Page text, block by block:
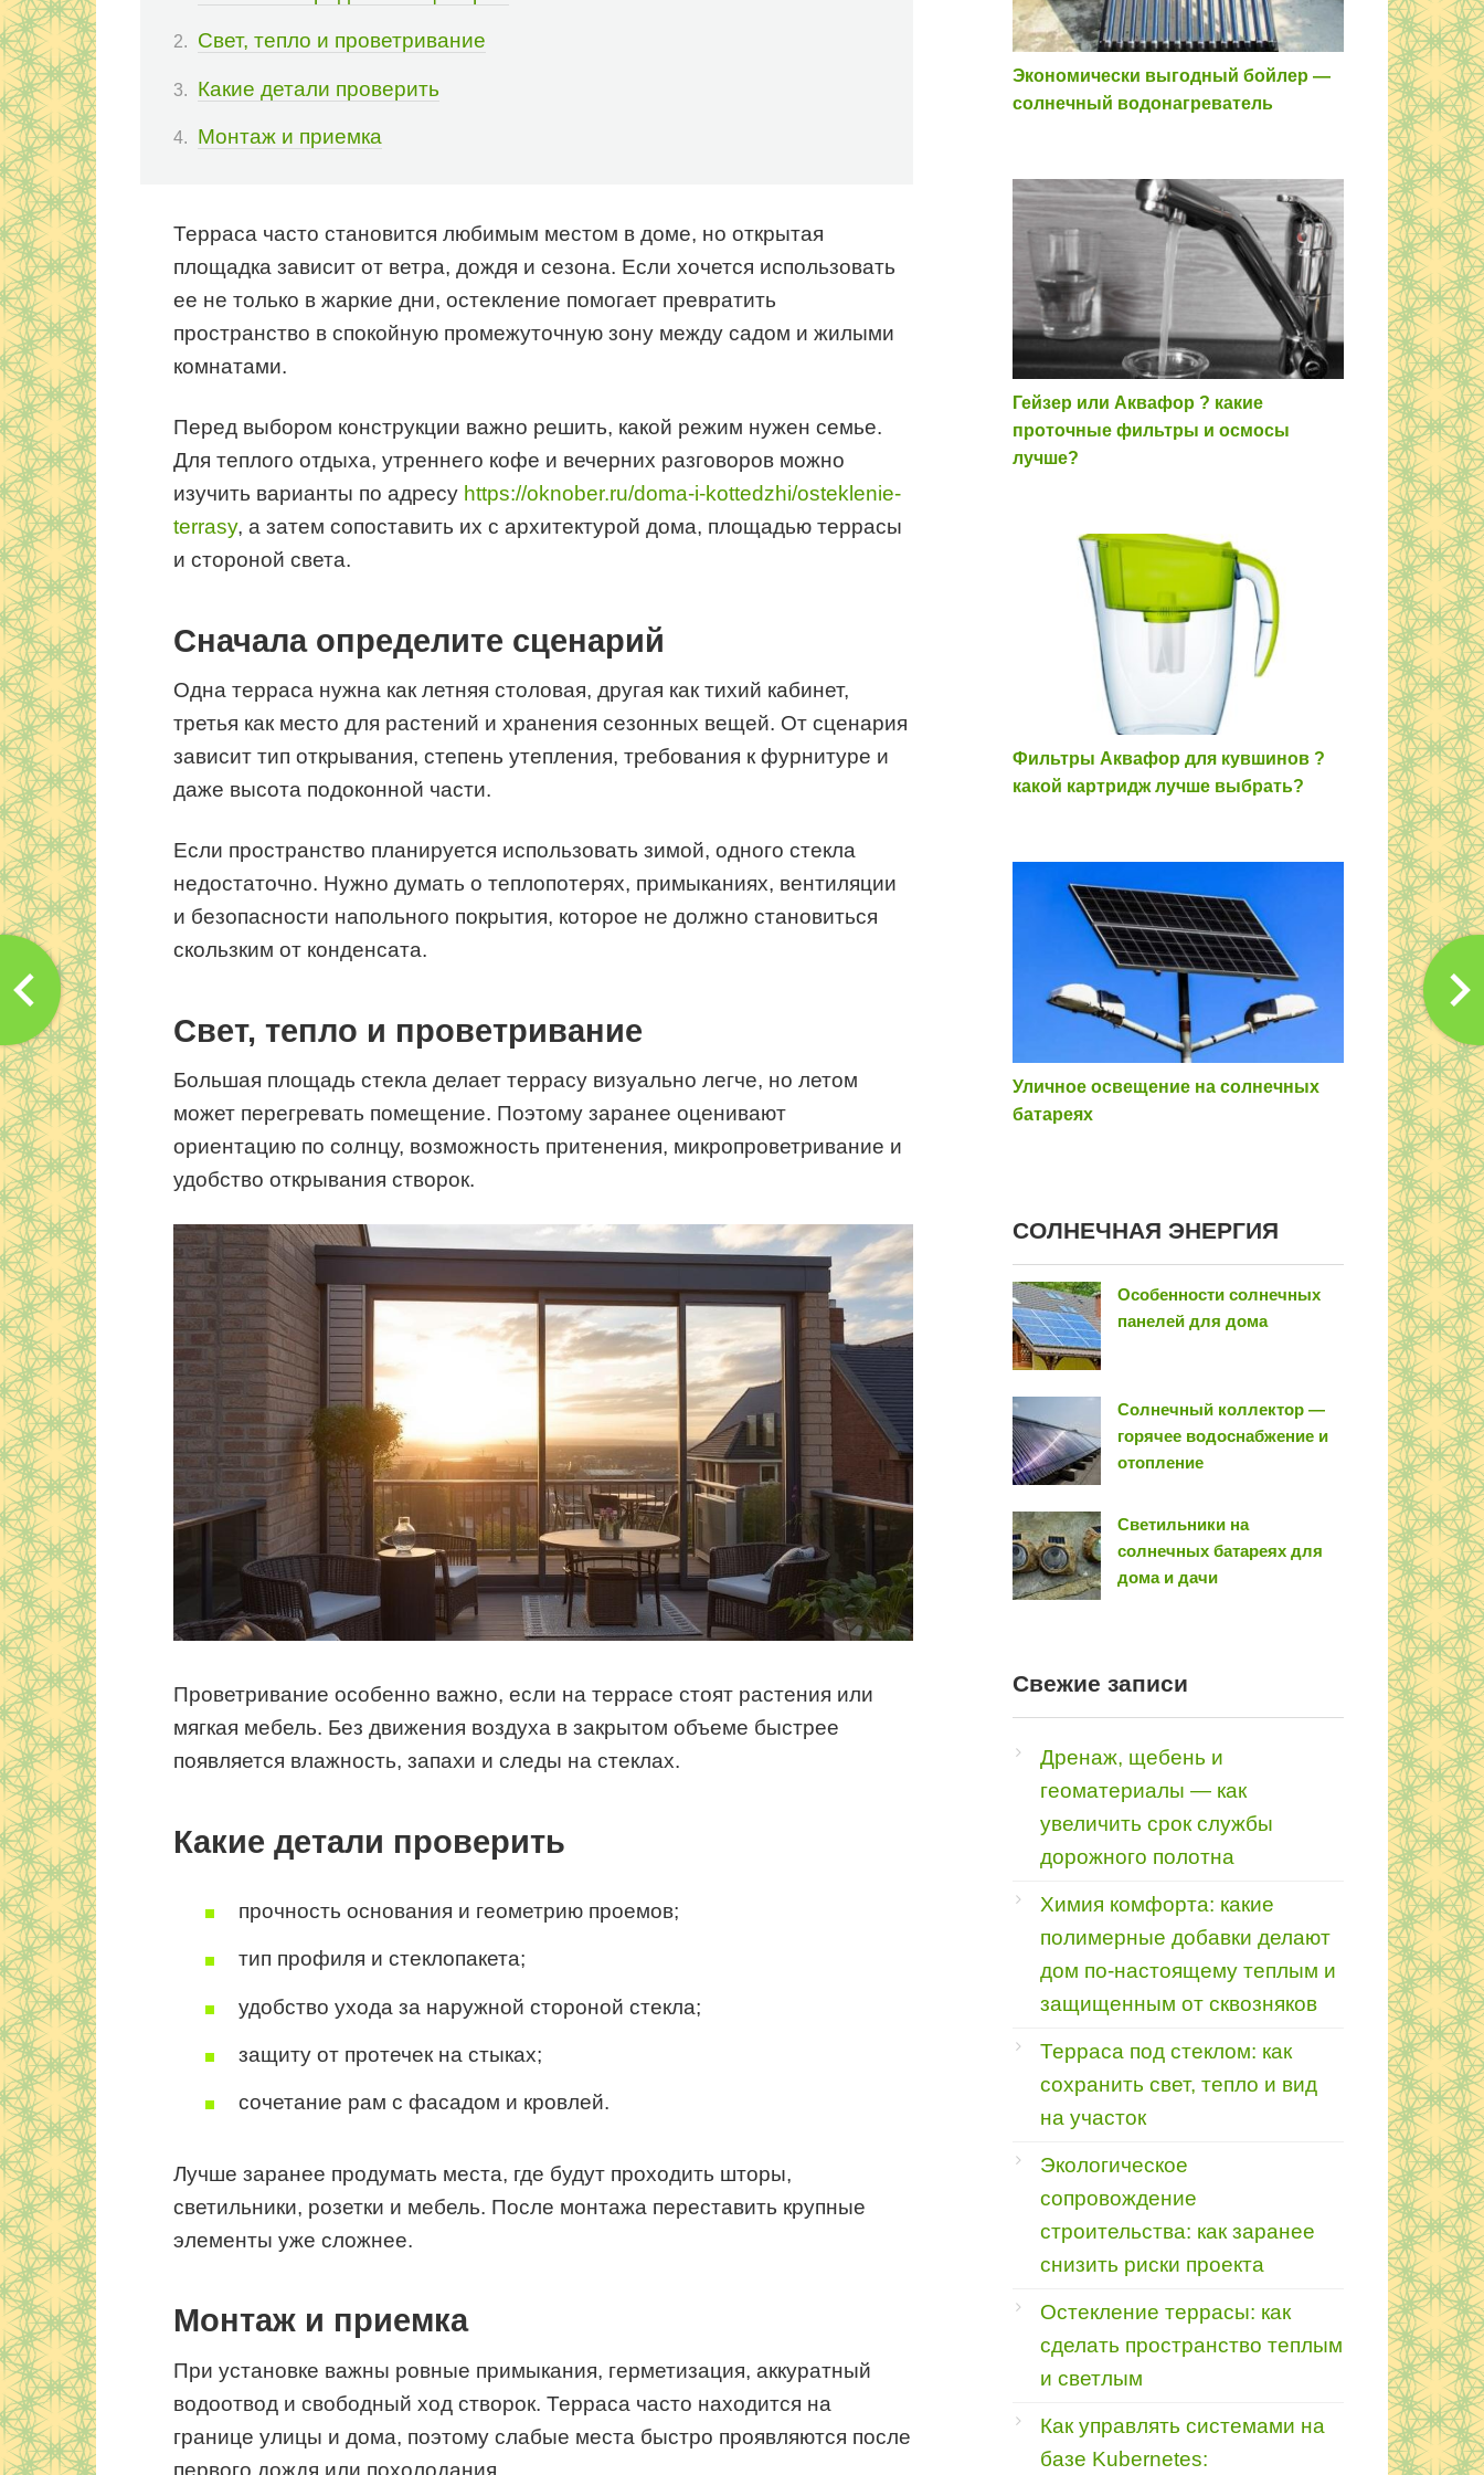
Свет, тепло и проветривание
Какие детали проверить
Монтаж и приемка
Терраса часто становится любимым местом в доме, но открытая
площадка зависит от ветра, дождя и сезона. Если хочется использовать
ее не только в жаркие дни, остекление помогает превратить
пространство в спокойную промежуточную зону между садом и жилыми
комнатами.
Перед выбором конструкции важно решить, какой режим нужен семье.
Для теплого отдыха, утреннего кофе и вечерних разговоров можно
изучить варианты по адресу https://oknober.ru/doma-i-kottedzhi/osteklenie-
terrasy, а затем сопоставить их с архитектурой дома, площадью террасы
и стороной света.
Сначала определите сценарий
Одна терраса нужна как летняя столовая, другая как тихий кабинет,
третья как место для растений и хранения сезонных вещей. От сценария
зависит тип открывания, степень утепления, требования к фурнитуре и
даже высота подоконной части.
Если пространство планируется использовать зимой, одного стекла
недостаточно. Нужно думать о теплопотерях, примыканиях, вентиляции
и безопасности напольного покрытия, которое не должно становиться
скользким от конденсата.
Свет, тепло и проветривание
Большая площадь стекла делает террасу визуально легче, но летом
может перегревать помещение. Поэтому заранее оценивают
ориентацию по солнцу, возможность притенения, микропроветривание и
удобство открывания створок.
Проветривание особенно важно, если на террасе стоят растения или
мягкая мебель. Без движения воздуха в закрытом объеме быстрее
появляется влажность, запахи и следы на стеклах.
Какие детали проверить
прочность основания и геометрию проемов;
тип профиля и стеклопакета;
удобство ухода за наружной стороной стекла;
защиту от протечек на стыках;
сочетание рам с фасадом и кровлей.
Лучше заранее продумать места, где будут проходить шторы,
светильники, розетки и мебель. После монтажа переставить крупные
элементы уже сложнее.
Монтаж и приемка
При установке важны ровные примыкания, герметизация, аккуратный
водоотвод и свободный ход створок. Терраса часто находится на
границе улицы и дома, поэтому слабые места быстро проявляются после
первого дождя или похолодания.
Экономически выгодный бойлер —
солнечный водонагреватель
Гейзер или Аквафор ? какие
проточные фильтры и осмосы
лучше?
Фильтры Аквафор для кувшинов ?
какой картридж лучше выбрать?
Уличное освещение на солнечных
батареях
COЛНEЧНAЯ ЭНEPГИЯ
Особенности солнечных
панелей для дома
Солнечный коллектор —
горячее водоснабжение и
отопление
Светильники на
солнечных батареях для
дома и дачи
Свежие записи
Дренаж, щебень и
геоматериалы — как
увеличить срок службы
дорожного полотна
Химия комфорта: какие
полимерные добавки делают
дом по-настоящему теплым и
защищенным от сквозняков
Терраса под стеклом: как
сохранить свет, тепло и вид
на участок
Экологическое
сопровождение
строительства: как заранее
снизить риски проекта
Остекление террасы: как
сделать пространство теплым
и светлым
Как управлять системами на
базе Kubernetes: